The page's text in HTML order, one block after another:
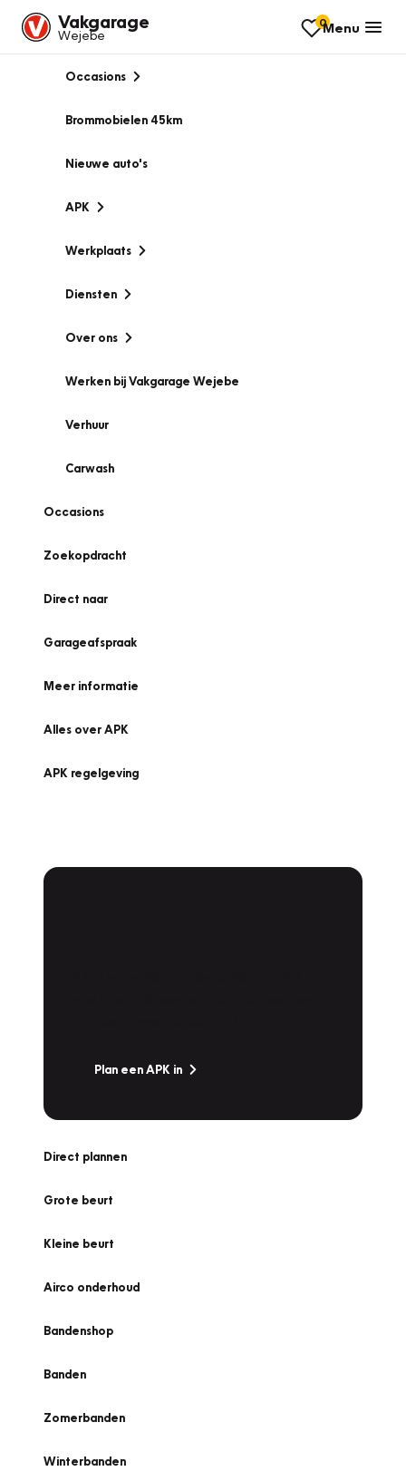
Vakgarage
Wejebe
0Menu
Occasions
Brommobielen 45km
Nieuwe auto's
APK
Werkplaats
Diensten
Over ons
Werken bij Vakgarage Wejebe
Verhuur
Carwash
Occasions
Zoekopdracht
Direct naar
Garageafspraak
Meer informatie
Alles over APK
APK regelgeving
Plan een APK in
Direct plannen
Grote beurt
Kleine beurt
Airco onderhoud
Bandenshop
Banden
Zomerbanden
Winterbanden